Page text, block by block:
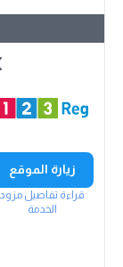
زيارة الموقع
قراءة تفاصيل مزود
الخدمة